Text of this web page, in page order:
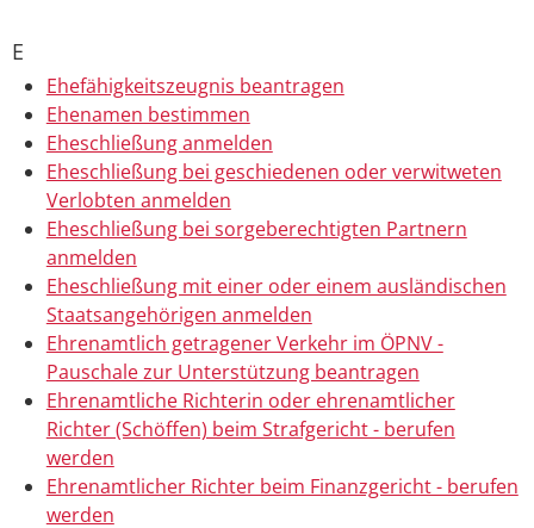
E
Ehefähigkeitszeugnis beantragen
Ehenamen bestimmen
Eheschließung anmelden
Eheschließung bei geschiedenen oder verwitweten
Verlobten anmelden
Eheschließung bei sorgeberechtigten Partnern
anmelden
Eheschließung mit einer oder einem ausländischen
Staatsangehörigen anmelden
Ehrenamtlich getragener Verkehr im ÖPNV -
Pauschale zur Unterstützung beantragen
Ehrenamtliche Richterin oder ehrenamtlicher
Richter (Schöffen) beim Strafgericht - berufen
werden
Ehrenamtlicher Richter beim Finanzgericht - berufen
werden